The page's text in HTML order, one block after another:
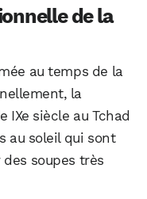
de la
au temps de la
la
IXe siècle au Tchad
au soleil qui sont
soupes très